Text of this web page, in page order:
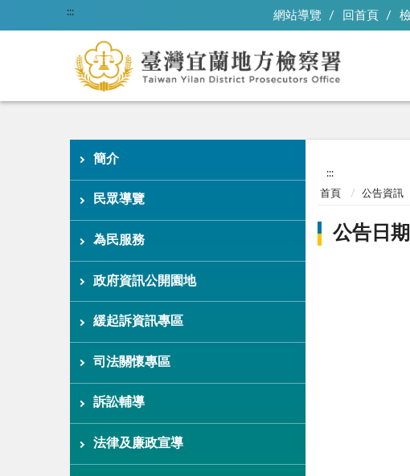
::: 網站導覽 回首頁
簡介
民眾導覽
為民服務
政府資訊公開園地
緩起訴資訊專區
司法關懷專區
訴訟輔導
法律及廉政宣導
:::
首頁 公告資訊
公告日